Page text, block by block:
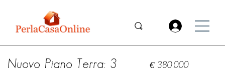
Nuovo Piano Terra: 3
€ 380.000